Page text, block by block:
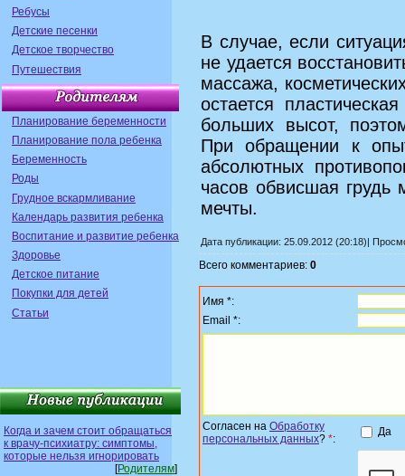
Ребусы
Детские песенки
Детское творчество
Путешествия
Планирование беременности
Планирование пола ребенка
Беременность
Роды
Грудное вскармливание
Календарь развития ребенка
Воспитание и развитие ребенка
Здоровье
Детское питание
Покупки для детей
Статьи
Когда и зачем стоит обращаться
к врачу-психиатру: симптомы,
которые нельзя игнорировать
[Родителям]
В случае, если
не удается
массажа,
остается
больших высот,
При обращении к
абсолютных
часов обвисшая грудь
мечты.
Дата публикации: 25.09.2012 (20:18)|
Всего комментариев: 0
Имя *:
Email *:
Согласен на Обработку
персональных данных? *:
Да